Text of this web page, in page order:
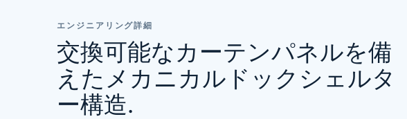
エンジニアリング詳細
交換可能なカーテンパネルを備
えたメカニカルドックシェルタ
ー構造.